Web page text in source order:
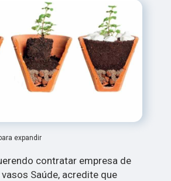
expandir
contratar empresa de
Saúde, acredite que